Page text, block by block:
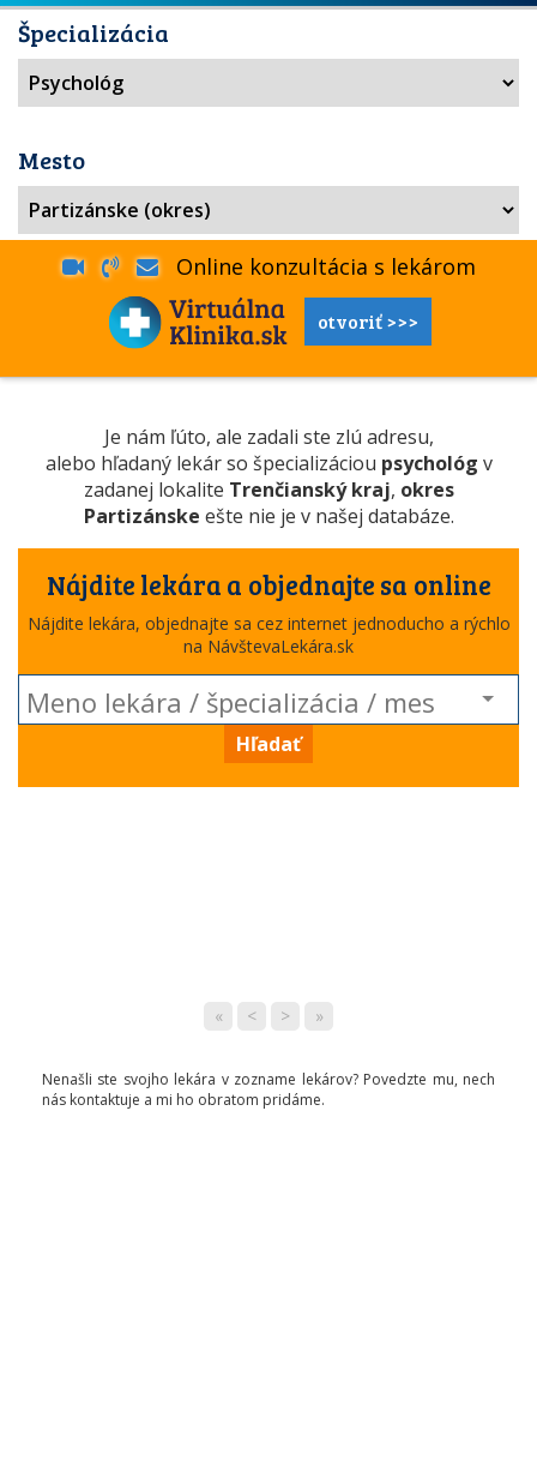
Špecializácia
Mesto
Online konzultácia s lekárom
otvoriť >>>
Je nám ľúto, ale zadali ste zlú adresu,
alebo hľadaný lekár so špecializáciou psychológ v
zadanej lokalite Trenčianský kraj, okres
Partizánske ešte nie je v našej databáze.
Nájdite lekára a objednajte sa online
Nájdite lekára, objednajte sa cez internet jednoducho a rýchlo
na NávštevaLekára.sk
Hľadať
« < > »
Nenašli ste svojho lekára v zozname lekárov? Povedzte mu, nech
nás kontaktuje a mi ho obratom pridáme.